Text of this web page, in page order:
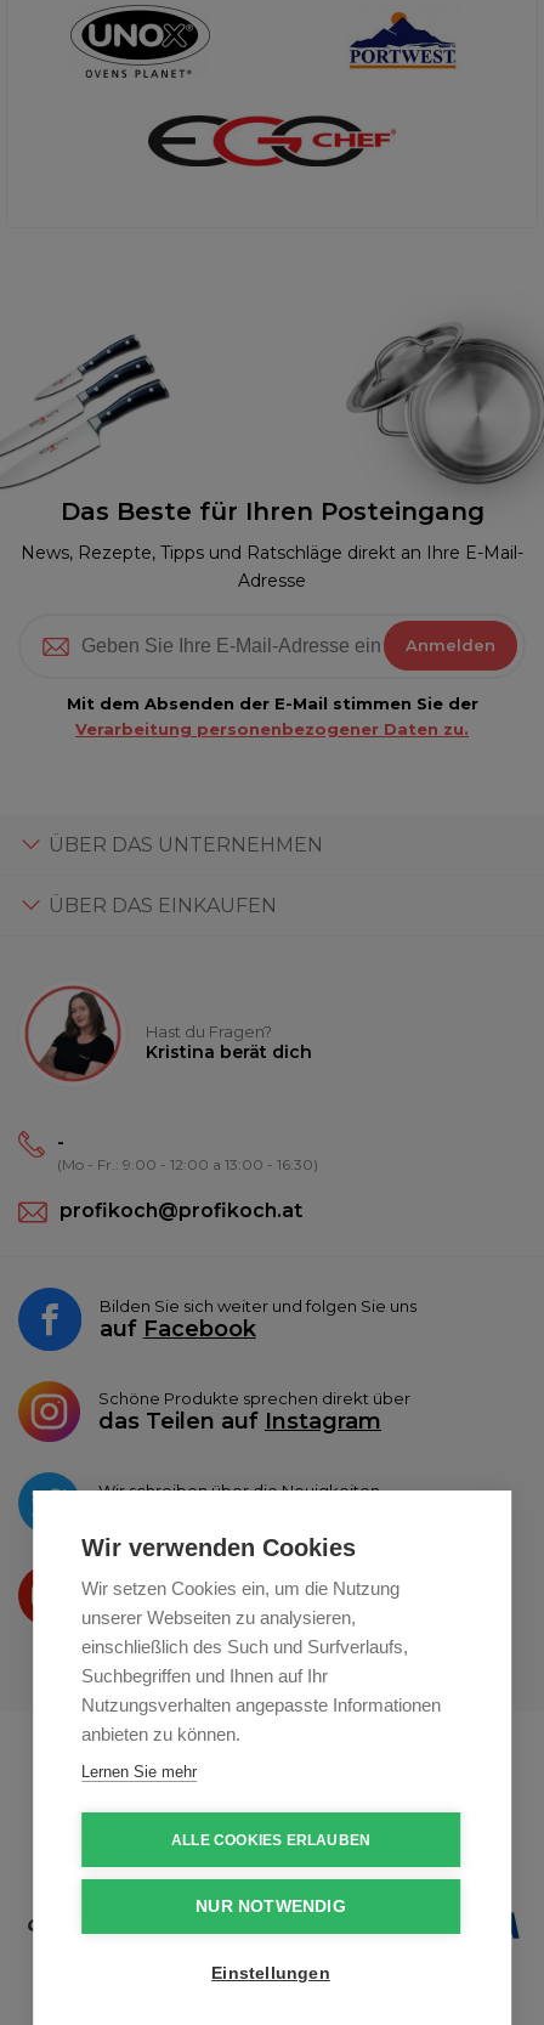
Wir verwenden Cookies
Wir setzen Cookies ein, um die Nutzung
unserer Webseiten zu analysieren,
einschließlich des Such und Surfverlaufs,
Suchbegriffen und Ihnen auf Ihr
Nutzungsverhalten angepasste Informationen
anbieten zu können.
Lernen Sie mehr
ALLE COOKIES ERLAUBEN
NUR NOTWENDIG
Einstellungen
Das Beste für Ihren Posteingang
News, Rezepte, Tipps und Ratschläge direkt an Ihre E-Mail-
Adresse
Anmelden
Mit dem Absenden der E-Mail stimmen Sie der
Verarbeitung personenbezogener Daten zu.
ÜBER DAS UNTERNEHMEN
ÜBER DAS EINKAUFEN
Hast du Fragen?
Kristina berät dich
-
(Mo - Fr.: 9:00 - 12:00 a 13:00 - 16:30)
profikoch@profikoch.at
Bilden Sie sich weiter und folgen Sie uns
auf Facebook
Schöne Produkte sprechen direkt über
das Teilen auf Instagram
Wir schreiben über die Neuigkeiten
Wir präsentieren Ihre produkte
Youtube
Profikuchar.sk